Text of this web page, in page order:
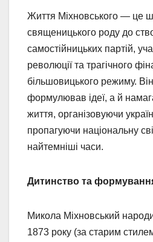
Життя Міхновського — це
священицького роду до
самостійницьких партій,
революції та трагічного
більшовицького режиму.
формулював ідеї, а й
життя, організовуючи
пропагуючи національну
найтемніші часи.
Дитинство та
Микола Міхновський
1873 року (за старим